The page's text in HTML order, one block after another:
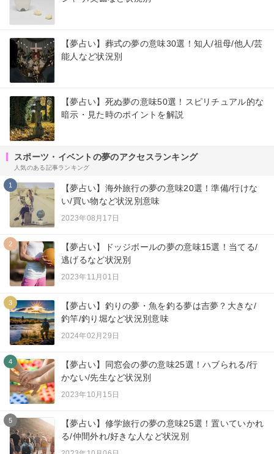
【夢占い】葬式の夢の意味30選！知人/祖母/他人/芸
能人など状況別
【夢占い】死ぬ夢の意味50選！スピリチュアル的な
暗示・見た時のポイントを解説
スポーツ・イベントの夢のアクセスランキング
人気のある記事ランキング
1
【夢占い】海外旅行の夢の意味20選！準備/行けな
い/買い物など状況別意味
2023年08月17日
2
【夢占い】ドッジボールの夢の意味15選！当てる/
逃げるなど状況別
2023年11月01日
3
【夢占い】釣りの夢・魚を釣る夢は吉夢？大きな/
釣竿/釣り堀など状況別意味
2024年02月29日
4
【夢占い】同窓会の夢の意味25選！ハブられる/行
かない/先生など状況別
2023年10月15日
5
【夢占い】修学旅行の夢の意味25選！置いていかれ
る/仲間外れ/好きな人など状況別